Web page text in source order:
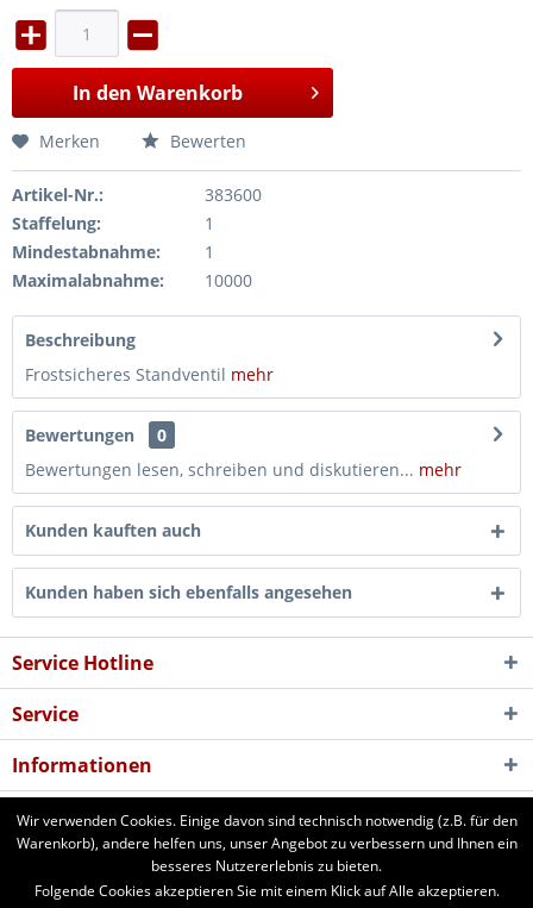
In den Warenkorb
Merken Bewerten
Artikel-Nr.:
383600
Staffelung:
1
Mindestabnahme:
1
Maximalabnahme:
10000
Beschreibung
Frostsicheres Standventil mehr
Bewertungen
0
Bewertungen lesen, schreiben und diskutieren... mehr
Kunden kauften auch
Kunden haben sich ebenfalls angesehen
Service Hotline
Service
Informationen
Newsletter
aforst.com - Ihr Fachhändler für Patura Weide- und Stalltechnik,
Wir verwenden Cookies. Einige davon sind technisch notwendig (z.B. für den
Warenkorb), andere helfen uns, unser Angebot zu verbessern und Ihnen ein
besseres Nutzererlebnis zu bieten.
Folgende Cookies akzeptieren Sie mit einem Klick auf Alle akzeptieren.